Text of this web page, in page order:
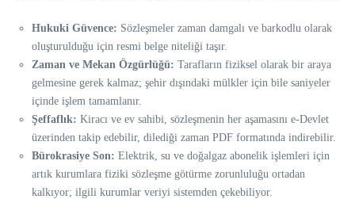
Hukuki Güvence: Sözleşmeler zaman damgalı ve barkodlu olarak
oluşturulduğu için resmi belge niteliği taşır.
Zaman ve Mekan Özgürlüğü: Tarafların fiziksel olarak bir araya
gelmesine gerek kalmaz; şehir dışındaki mülkler için bile saniyeler
içinde işlem tamamlanır.
Şeffaflık: Kiracı ve ev sahibi, sözleşmenin her aşamasını e-Devlet
üzerinden takip edebilir, dilediği zaman PDF formatında indirebilir.
Bürokrasiye Son: Elektrik, su ve doğalgaz abonelik işlemleri için
artık kurumlara fiziki sözleşme götürme zorunluluğu ortadan
kalkıyor; ilgili kurumlar veriyi sistemden çekebiliyor.